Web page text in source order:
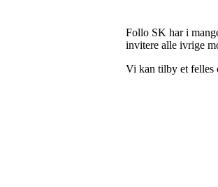
Follo SK har i
invitere alle ivrige
Vi kan tilby et felles